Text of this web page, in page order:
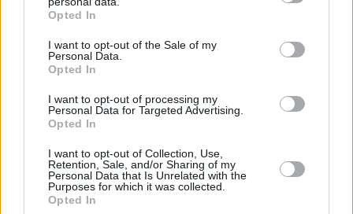
grant or deny consent to Google and its third-party tags to
use your data for below specified purposes in below Google
consent section.
Opted In
I want to opt-out of the Sale of my
Personal Data.
Opted In
I want to opt-out of processing my
Personal Data for Targeted Advertising.
Opted In
I want to opt-out of Collection, Use,
Retention, Sale, and/or Sharing of my
Personal Data that Is Unrelated with the
Purposes for which it was collected.
Opted In
γιος οι νεκροί από την μετωπική φορτηγού με ΙΧ -
Βίντεο ντοκουμέντο από τη στιγμή της
σύγκρουσης